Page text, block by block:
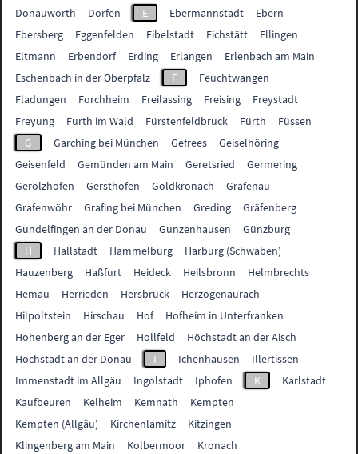
Donauwörth
Dorfen E Ebermannstadt
Ebern
Ebersberg
Eggenfelden Eibelstadt Eichstätt
Ellingen
Eltmann
Erbendorf Erding Erlangen
Erlenbach am Main
Eschenbach in der Oberpfalz
F
Feuchtwangen
Fladungen
Forchheim Freilassing Freising
Freystadt
Freyung
Furth im Wald Fürstenfeldbruck Fürth
Füssen
G
Garching bei München Gefrees
Geiselhöring
Geisenfeld
Gemünden am Main Geretsried
Germering
Gerolzhofen
Gersthofen Goldkronach
Grafenau
Grafenwöhr
Grafing bei München Greding
Gräfenberg
Gundelfingen an der Donau
Gunzenhausen
Günzburg
H
Hallstadt Hammelburg
Harburg (Schwaben)
Hauzenberg
Haßfurt Heideck Heilsbronn
Helmbrechts
Hemau
Herrieden Hersbruck
Herzogenaurach
Hilpoltstein
Hirschau Hof
Hofheim in Unterfranken
Hohenberg an der Eger
Hollfeld
Höchstadt an der Aisch
Höchstädt an der Donau
I Ichenhausen
Illertissen
Immenstadt im Allgäu
Ingolstadt Iphofen K
Karlstadt
Kaufbeuren
Kelheim Kemnath
Kempten
Kempten (Allgäu)
Kirchenlamitz
Kitzingen
Klingenberg am Main
Kolbermoor
Kronach